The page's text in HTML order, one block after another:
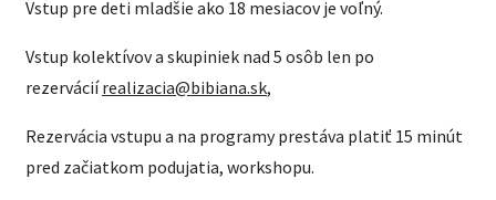
Vstup pre deti mladšie ako 18 mesiacov je voľný.
Vstup kolektívov a skupiniek nad 5 osôb len po
rezerváciírealizacia@bibiana.sk,
Rezervácia vstupu a na programy prestáva platiť 15 minút
pred začiatkom podujatia, workshopu.